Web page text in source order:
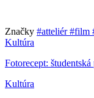
Značky #atteliér#film
Kultúra
Fotorecept:
Kultúra